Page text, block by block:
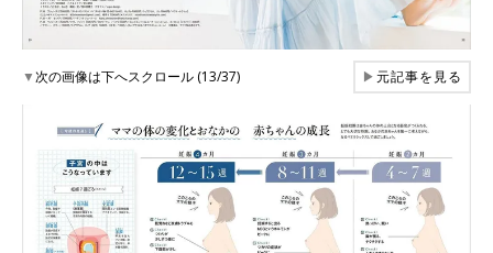
▼次の画像は下へスクロール (13/37) ▶元記事を見る